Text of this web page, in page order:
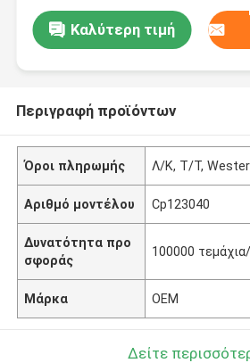
Καλύτερη τιμή
Περιγραφή προϊόντων
Όροι πληρωμής Λ/Κ, Τ/Τ,
Αριθμό μοντέλου Cp123040
Δυνατότητα προ
σφοράς
100000
Μάρκα OEM
Δείτε